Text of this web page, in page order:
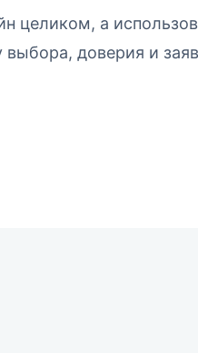
целиком, а
выбора, доверия и